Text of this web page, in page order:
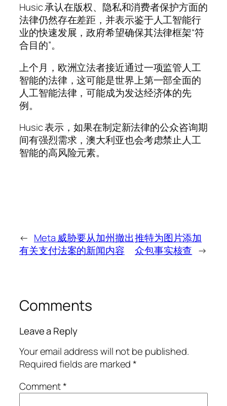
Husic 承认在版权、隐私和消费者保护方面的
法律仍然存在差距，并表示鉴于人工智能行
业的快速发展，政府希望确保其法律框架“符
合目的”。
上个月，欧洲立法者接近通过一项监管人工
智能的法律，这可能是世界上第一部全面的
人工智能法律，可能成为发达经济体的先
例。
Husic 表示，如果在制定新法律的公众咨询期
间有强烈需求，澳大利亚也会考虑禁止人工
智能的高风险元素。
← Meta 威胁要从加州撤出
有关支付法案的新闻内容
推特为图片添加
众包事实核查 →
Comments
Leave a Reply
Your email address will not be published.
Required fields are marked*
Comment*